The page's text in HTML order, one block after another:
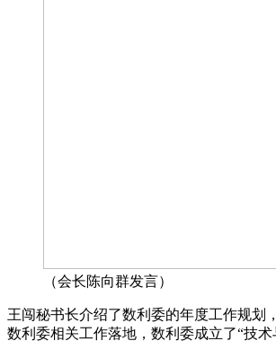
（会长陈向群发言）
王闯秘书长介绍了数利委的年度工作规划
数利委相关工作落地，数利委成立了“技